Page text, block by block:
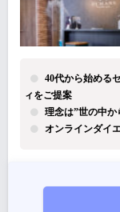
40代から始める
ィをご提案
理念は”世の中
オンラインダイ